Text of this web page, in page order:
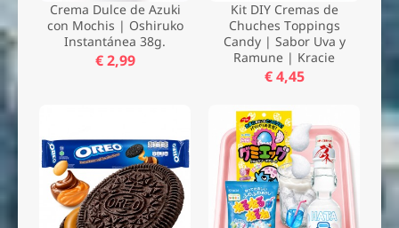
Crema Dulce de Azuki
con Mochis | Oshiruko
Instantánea 38g.
€ 2,99
Kit DIY Cremas de
Chuches Toppings
Candy | Sabor Uva y
Ramune | Kracie
€ 4,45